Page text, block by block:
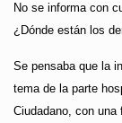
No se informa con
¿Dónde están los
Se pensaba que la
tema de la parte
Ciudadano, con